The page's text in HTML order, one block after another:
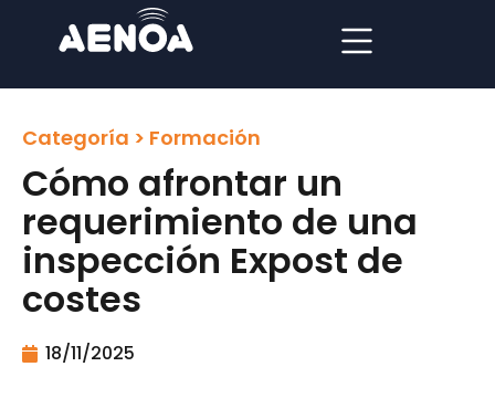
Categoría > Formación
Cómo afrontar un
requerimiento de una
inspección Expost de
costes
18/11/2025